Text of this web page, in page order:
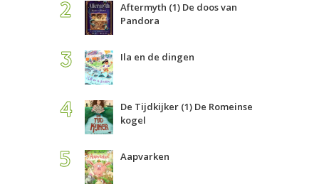
Aftermyth (1) De doos van
Pandora
Ila en de dingen
De Tijdkijker (1) De Romeinse
kogel
Aapvarken